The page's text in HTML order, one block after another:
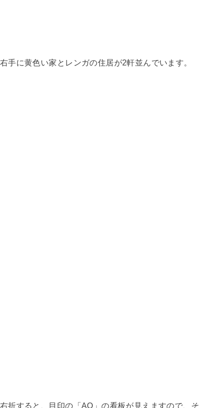
に黄色い家とレンガの住居が2軒並んでいます。
折すると、目印の「AQ」の看板が見えますので、そ